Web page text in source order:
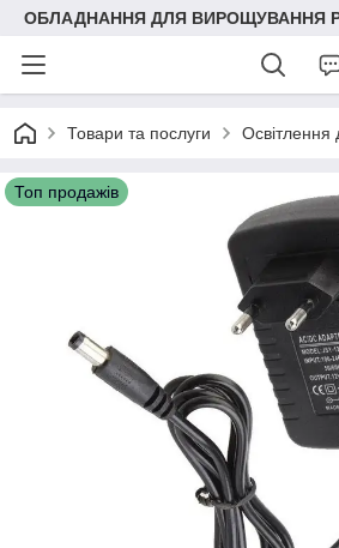
ОБЛАДНАННЯ ДЛЯ ВИРОЩУВАННЯ
Товари та послуги Освітлення
Топ продажів